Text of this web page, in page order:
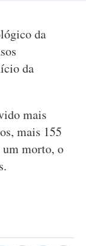
da
da
mais
mais 155
um morto, o